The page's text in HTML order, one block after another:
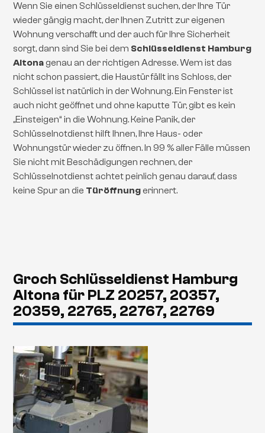
Wenn Sie einen Schlüsseldienst suchen, der Ihre Tür
wieder gängig macht, der Ihnen Zutritt zur eigenen
Wohnung verschafft und der auch für Ihre Sicherheit
sorgt, dann sind Sie bei dem Schlüsseldienst Hamburg
Altona genau an der richtigen Adresse. Wem ist das
nicht schon passiert, die Haustür fällt ins Schloss, der
Schlüssel ist natürlich in der Wohnung. Ein Fenster ist
auch nicht geöffnet und ohne kaputte Tür, gibt es kein
„Einsteigen“ in die Wohnung. Keine Panik, der
Schlüsselnotdienst hilft Ihnen, Ihre Haus- oder
Wohnungstür wieder zu öffnen. In 99 % aller Fälle müssen
Sie nicht mit Beschädigungen rechnen, der
Schlüsselnotdienst achtet peinlich genau darauf, dass
keine Spur an die Türöffnung erinnert.
Groch Schlüsseldienst Hamburg
Altona für PLZ 20257, 20357,
20359, 22765, 22767, 22769